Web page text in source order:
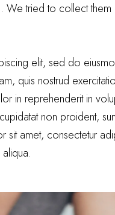
tried to collect them
elit, sed do
quis nostrud
in reprehenderit in
non proident,
sit amet, consectetur